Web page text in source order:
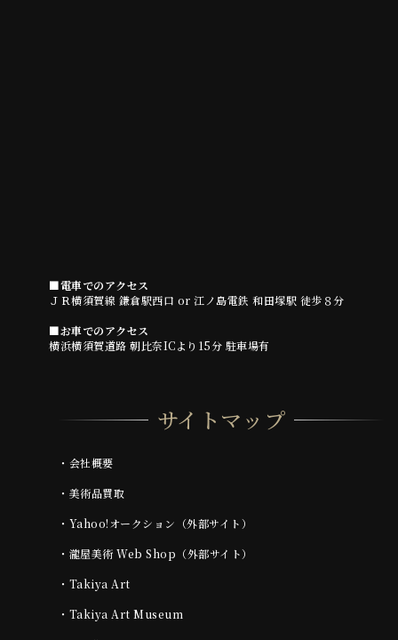
■電車でのアクセス
ＪＲ横須賀線 鎌倉駅西口 or 江ノ島電鉄 和田塚駅 徒歩８分
■お車でのアクセス
横浜横須賀道路 朝比奈ICより15分 駐車場有
サイトマップ
・ 会社概要
・ 美術品買取
・ Yahoo!オークション（外部サイト）
・ 瀧屋美術 Web Shop（外部サイト）
・ Takiya Art
・ Takiya Art Museum